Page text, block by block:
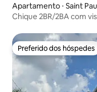
Apartamento ⋅ Saint
Chique 2BR/2BA com
Preferido dos hóspedes
Preferido dos hóspedes